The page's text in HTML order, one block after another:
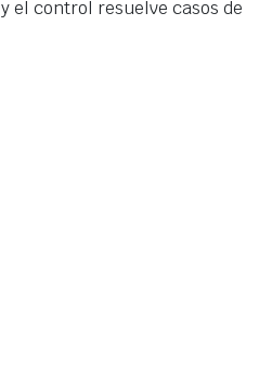
y el control resuelve casos de